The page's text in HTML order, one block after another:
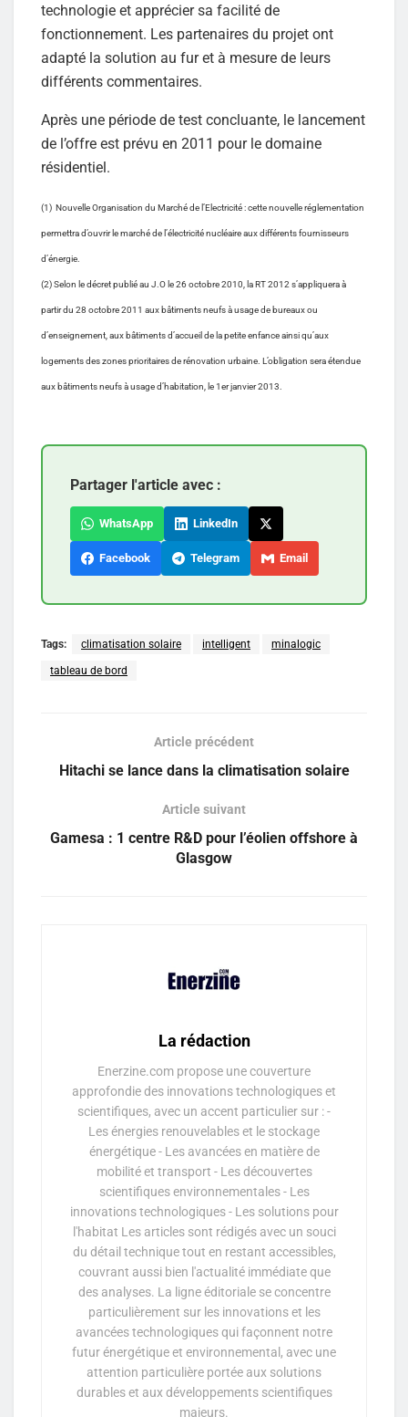
technologie et apprécier sa facilité de
fonctionnement. Les partenaires du projet ont
adapté la solution au fur et à mesure de leurs
différents commentaires.
Après une période de test concluante, le lancement
de l’offre est prévu en 2011 pour le domaine
résidentiel.
(1) Nouvelle Organisation du Marché de l’Electricité : cette nouvelle réglementation
permettra d’ouvrir le marché de l’électricité nucléaire aux différents fournisseurs
d’énergie.
(2) Selon le décret publié au J.O le 26 octobre 2010, la RT 2012 s’appliquera à
partir du 28 octobre 2011 aux bâtiments neufs à usage de bureaux ou
d’enseignement, aux bâtiments d’accueil de la petite enfance ainsi qu’aux
logements des zones prioritaires de rénovation urbaine. L’obligation sera étendue
aux bâtiments neufs à usage d’habitation, le 1er janvier 2013.
Partager l'article avec :
WhatsApp LinkedIn
Facebook Telegram Email
Tags: climatisation solaire intelligent minalogic
tableau de bord
Article précédent
Hitachi se lance dans la climatisation solaire
Article suivant
Gamesa : 1 centre R&D pour l’éolien offshore à
Glasgow
La rédaction
Enerzine.com propose une couverture
approfondie des innovations technologiques et
scientifiques, avec un accent particulier sur : -
Les énergies renouvelables et le stockage
énergétique - Les avancées en matière de
mobilité et transport - Les découvertes
scientifiques environnementales - Les
innovations technologiques - Les solutions pour
l'habitat Les articles sont rédigés avec un souci
du détail technique tout en restant accessibles,
couvrant aussi bien l'actualité immédiate que
des analyses. La ligne éditoriale se concentre
particulièrement sur les innovations et les
avancées technologiques qui façonnent notre
futur énergétique et environnemental, avec une
attention particulière portée aux solutions
durables et aux développements scientifiques
majeurs.